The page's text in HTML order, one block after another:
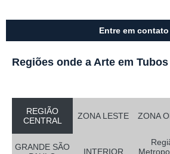
Entre em contato
Regiões onde a Arte em
REGIÃO
CENTRAL
ZONA LESTE ZONA
GRANDE SÃO
INTERIOR